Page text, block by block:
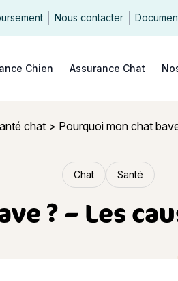
Nous contacter
Chien Assurance Chat
chat> Pourquoi mon chat
Chat Santé
? – Les